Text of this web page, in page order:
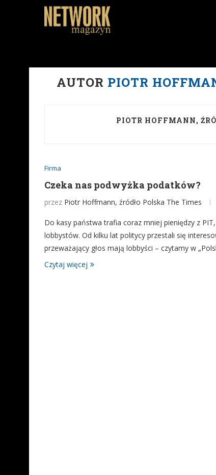
AUTOR PIOTR
PIOTR HOFFMANN,
Firma
Czeka nas podwyżka podatków?
przez Piotr Hoffmann, źródło Polska The Times
Do kasy państwa trafia coraz mniej pieniędzy z
lobbystów. Od kilku lat politycy przestali się
przeważający głos mają lobbyści – czytamy w
Czytaj więcej